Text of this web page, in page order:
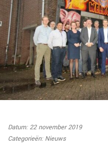
Datum: 22 november 2019
Categorieën: Nieuws